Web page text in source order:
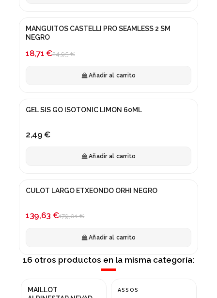
¡En oferta!
MANGUITOS CASTELLI PRO SEAMLESS 2 SM
NEGRO
18,71 €24,95 €
Añadir al carrito
GEL SIS GO ISOTONIC LIMON 60ML
2,49 €
Añadir al carrito
¡En oferta!
CULOT LARGO ETXEONDO ORHI NEGRO
139,63 €179,01 €
Añadir al carrito
16 otros productos en la misma categoría:
¡En oferta!
MAILLOT
¡En oferta!
ASSOS